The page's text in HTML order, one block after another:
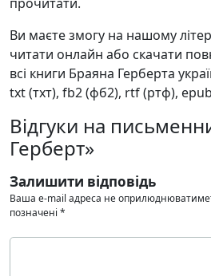
Ви маєте змогу на нашому
читати онлайн або скачати
всі книги Браяна Герберта
txt (тхт), fb2 (фб2), rtf (ртф),
Відгуки на
Герберт»
Залишити відповідь
Ваша e-mail адреса не
позначені *